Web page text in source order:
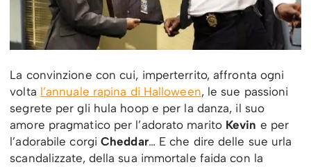
La convinzione con cui, imperterrito, affronta ogni
volta l’annuale rapina di Halloween, le sue passioni
segrete per gli hula hoop e per la danza, il suo
amore pragmatico per l’adorato marito Kevin e per
l’adorabile corgiCheddar… E che dire delle sue urla
scandalizzate, della sua immortale faida con la